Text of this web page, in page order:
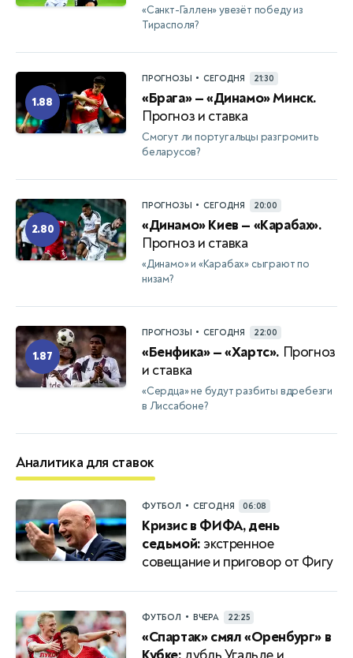
«Санкт-Галлен» увезёт победу из
Тирасполя?
1.88
ПРОГНОЗЫ • СЕГОДНЯ 21:30
«Брага» — «Динамо» Минск.
Прогноз и ставка
Смогут ли португальцы разгромить
беларусов?
2.80
ПРОГНОЗЫ • СЕГОДНЯ 20:00
«Динамо» Киев — «Карабах».
Прогноз и ставка
«Динамо» и «Карабах» сыграют по
низам?
1.87
ПРОГНОЗЫ • СЕГОДНЯ 22:00
«Бенфика» — «Хартс». Прогноз
и ставка
«Сердца» не будут разбиты вдребезги
в Лиссабоне?
Аналитика для ставок
ФУТБОЛ • СЕГОДНЯ 06:08
Кризис в ФИФА, день
седьмой: экстренное
совещание и приговор от Фигу
ФУТБОЛ • ВЧЕРА 22:25
«Спартак» смял «Оренбург» в